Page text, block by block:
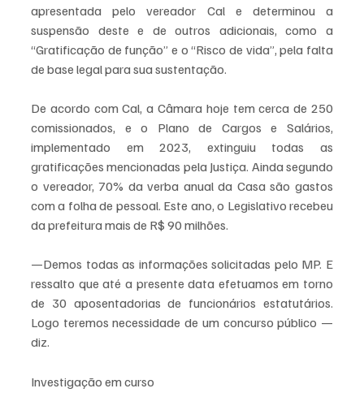
apresentada pelo vereador Cal e determinou a
suspensão deste e de outros adicionais, como a
“Gratificação de função” e o “Risco de vida”, pela falta
de base legal para sua sustentação.
De acordo com Cal, a Câmara hoje tem cerca de 250
comissionados, e o Plano de Cargos e Salários,
implementado em 2023, extinguiu todas as
gratificações mencionadas pela Justiça. Ainda segundo
o vereador, 70% da verba anual da Casa são gastos
com a folha de pessoal. Este ano, o Legislativo recebeu
da prefeitura mais de R$ 90 milhões.
—Demos todas as informações solicitadas pelo MP. E
ressalto que até a presente data efetuamos em torno
de 30 aposentadorias de funcionários estatutários.
Logo teremos necessidade de um concurso público —
diz.
Investigação em curso